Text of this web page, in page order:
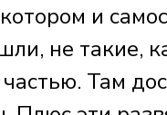
и
не такие,
Там